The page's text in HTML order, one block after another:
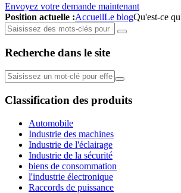
Envoyez votre demande maintenant
Position actuelle :AccueilLe blogQu'est-ce
Recherche dans le site
Classification des produits
Automobile
Industrie des machines
Industrie de l'éclairage
Industrie de la sécurité
biens de consommation
l'industrie électronique
Raccords de puissance